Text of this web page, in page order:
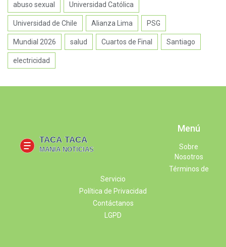
abuso sexual Universidad Católica
Universidad de Chile Alianza Lima PSG
Mundial 2026 salud Cuartos de Final Santiago
electricidad
Menú
Sobre
Nosotros
Términos de
Servicio
Política de Privacidad
Contáctanos
LGPD